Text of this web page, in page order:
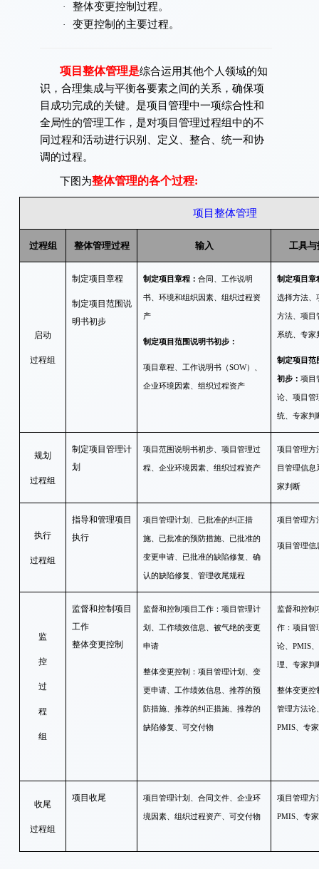
· 整体变更控制过程。
· 变更控制的主要过程。
项目整体管理是综合运用其他个人领域的知
识，合理集成与平衡各要素之间的关系，确保项
目成功完成的关键。是项目管理中一项综合性和
全局性的管理工作，是对项目管理过程组中的不
同过程和活动进行识别、定义、整合、统一和协
调的过程。
下图为整体管理的各个过程:
项目整体管理
过程组 整体管理过程 输入 工具与
启动
过程组
制定项目章程
制定项目范围说
明书初步
制定项目章程： 合同、工作说明
书、环境和组织因素、组织过程资
产
制定项目范围说明书初步：
项目章程、工作说明书（SOW）、
企业环境因素、组织过程资产
制定项目章
选择方法、
方法、项目
系统、专家
制定项目范
初步： 项目
论、项目管
统、专家判
规划
过程组
制定项目管理计
划
项目范围说明书初步、项目管理过
程、企业环境因素、组织过程资产
项目管理方
目管理信息
家判断
执行
过程组
指导和管理项目
执行
项目管理计划、已批准的纠正措
施、已批准的预防措施、已批准的
变更申请、已批准的缺陷修复、确
认的缺陷修复、管理收尾规程
项目管理方
项目管理信
监
控
过
程
组
监督和控制项目
工作
整体变更控制
监督和控制项目工作：项目管理计
划、工作绩效信息、被气绝的变更
申请
整体变更控制：项目管理计划、变
更申请、工作绩效信息、推荐的预
防措施、推荐的纠正措施、推荐的
缺陷修复、可交付物
监督和控制
作：项目管
论、PMIS
理、专家判
整体变更控
管理方法论
PMIS、专
收尾
过程组
项目收尾 项目管理计划、合同文件、企业环
境因素、组织过程资产、可交付物
项目管理方
PMIS、专